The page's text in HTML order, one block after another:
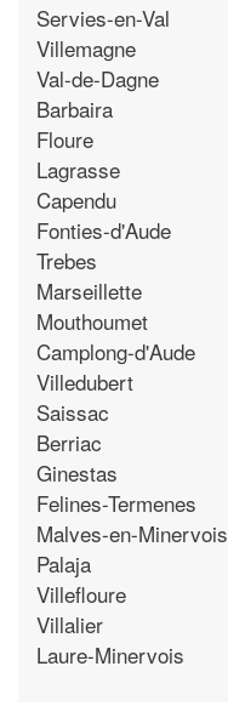
Servies-en-Val
Villemagne
Val-de-Dagne
Barbaira
Floure
Lagrasse
Capendu
Fonties-d'Aude
Trebes
Marseillette
Mouthoumet
Camplong-d'Aude
Villedubert
Saissac
Berriac
Ginestas
Felines-Termenes
Malves-en-Minervois
Palaja
Villefloure
Villalier
Laure-Minervois